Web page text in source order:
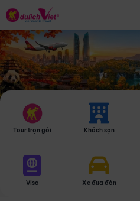
Tour trọn gói Khách sạn
Visa Xe đưa đón